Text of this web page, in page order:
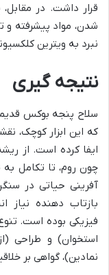
قرار داشت. در
شدن، مواد پیشرفته و
نبرد به ویترین
نتیجه گیری
سلاح پنجه بوکس
که این ابزار کوچک،
ایفا کرده است. از
آفرینی حیاتی در
بازتاب دهنده نیاز
فیزیکی بوده است.
استخوان) و طراحی
نمادین)، گواهی بر